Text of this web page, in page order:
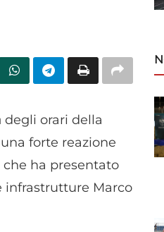
degli orari della
forte reazione
ha presentato
infrastrutture Marco